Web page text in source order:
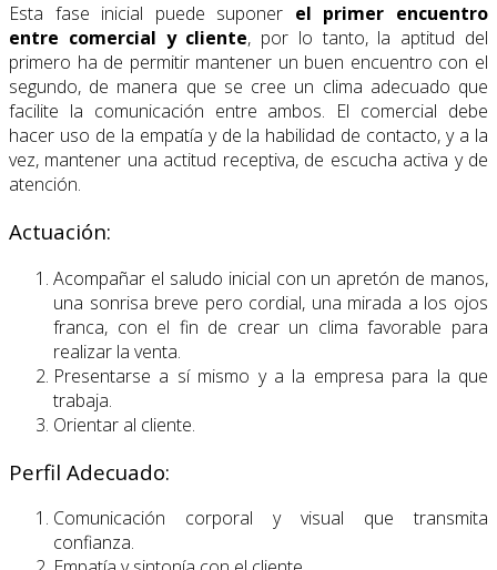
Esta fase inicial puede suponer el primer encuentro
entre comercial y cliente, por lo tanto, la aptitud del
primero ha de permitir mantener un buen encuentro con el
segundo, de manera que se cree un clima adecuado que
facilite la comunicación entre ambos. El comercial debe
hacer uso de la empatía y de la habilidad de contacto, y a la
vez, mantener una actitud receptiva, de escucha activa y de
atención.
Actuación:
Acompañar el saludo inicial con un apretón de manos,
una sonrisa breve pero cordial, una mirada a los ojos
franca, con el fin de crear un clima favorable para
realizar la venta.
Presentarse a sí mismo y a la empresa para la que
trabaja.
Orientar al cliente.
Perfil Adecuado:
Comunicación corporal y visual que transmita
confianza.